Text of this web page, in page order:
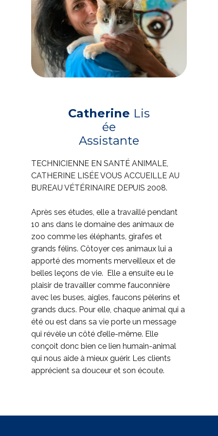
Catherine Lis
ée
Assistante
TECHNICIENNE EN SANTÉ ANIMALE,
CATHERINE LISÉE VOUS ACCUEILLE AU
BUREAU VÉTÉRINAIRE DEPUIS 2008.
Après ses études, elle a travaillé pendant
10 ans dans le domaine des animaux de
zoo comme les éléphants, girafes et
grands félins. Côtoyer ces animaux lui a
apporté des moments merveilleux et de
belles leçons de vie. Elle a ensuite eu le
plaisir de travailler comme fauconnière
avec les buses, aigles, faucons pèlerins et
grands ducs. Pour elle, chaque animal qui a
été ou est dans sa vie porte un message
qui révèle un côté d’elle-même. Elle
conçoit donc bien ce lien humain-animal
qui nous aide à mieux guérir. Les clients
apprécient sa douceur et son écoute.